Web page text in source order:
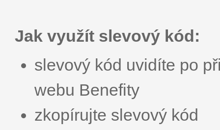
Jak využít slevový kód:
slevový kód uvidíte po
webu Benefity
zkopírujte slevový kód